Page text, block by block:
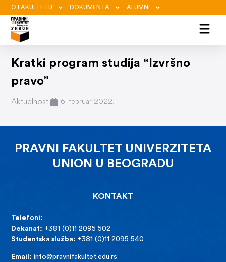
O FAKULTETU DOKUMENTA ALUMNI
Kratki program studija “Izvršno
pravo”
Aktuelnosti 6. februar 2022.
PRAVNI FAKULTET UNIVERZITETA
UNION U BEOGRADU
KONTAKT
Telefoni:
Dekanat: +381 (0)11 2095 502
Studentska služba: +381 (0)11 2095 540
Email: info@pravnifakultet.edu.rs